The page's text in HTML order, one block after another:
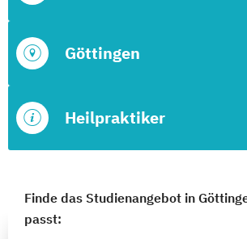
Heilpraktiker
Göttingen
Finde das Studienangebot in
passt: